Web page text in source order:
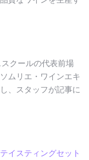
クールの代表前場
ムリエ・ワインエキ
、スタッフが記事に
イスティングセット